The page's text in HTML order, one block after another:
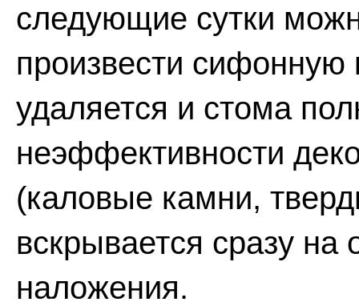
следующие сутки
произвести сифонную
удаляется и стома
неэффективности
(каловые камни,
вскрывается сразу
наложения.